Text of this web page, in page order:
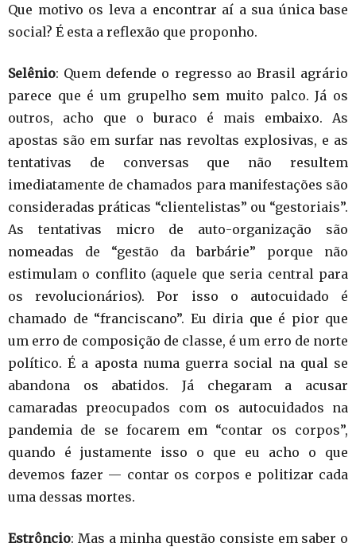
Que motivo os leva a encontrar aí a sua única base
social? É esta a reflexão que proponho.
Selênio: Quem defende o regresso ao Brasil agrário
parece que é um grupelho sem muito palco. Já os
outros, acho que o buraco é mais embaixo. As
apostas são em surfar nas revoltas explosivas, e as
tentativas de conversas que não resultem
imediatamente de chamados para manifestações são
consideradas práticas “clientelistas” ou “gestoriais”.
As tentativas micro de auto-organização são
nomeadas de “gestão da barbárie” porque não
estimulam o conflito (aquele que seria central para
os revolucionários). Por isso o autocuidado é
chamado de “franciscano”. Eu diria que é pior que
um erro de composição de classe, é um erro de norte
político. É a aposta numa guerra social na qual se
abandona os abatidos. Já chegaram a acusar
camaradas preocupados com os autocuidados na
pandemia de se focarem em “contar os corpos”,
quando é justamente isso o que eu acho o que
devemos fazer — contar os corpos e politizar cada
uma dessas mortes.
Estrôncio: Mas a minha questão consiste em saber o